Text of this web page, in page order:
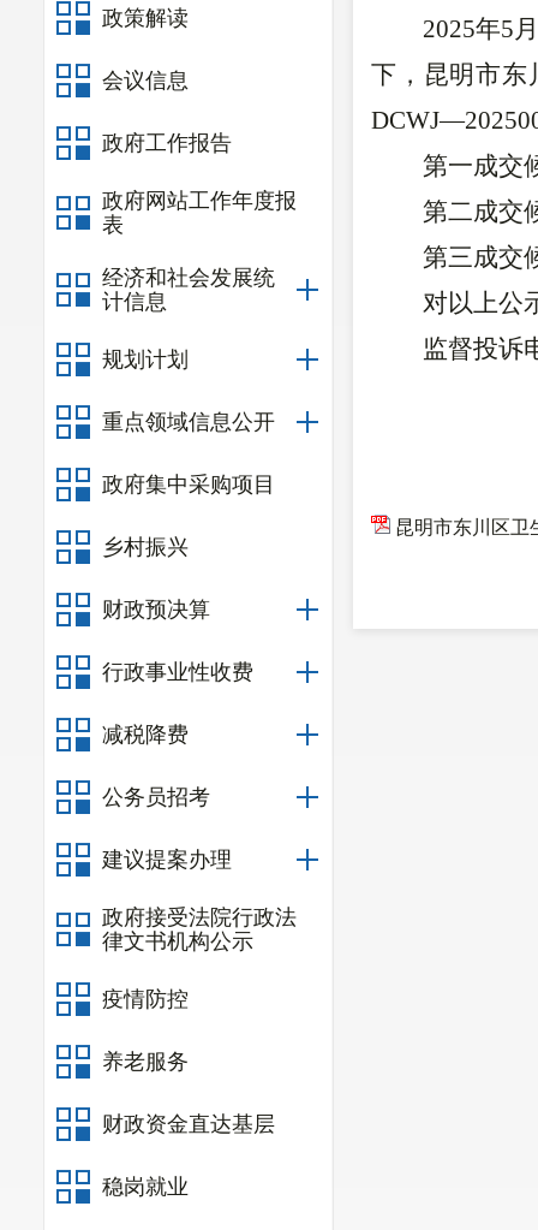
政策解读
会议信息
政府工作报告
政府网站工作年度报
表
经济和社会发展统
计信息
规划计划
重点领域信息公开
政府集中采购项目
乡村振兴
财政预决算
行政事业性收费
减税降费
公务员招考
建议提案办理
政府接受法院行政法
律文书机构公示
疫情防控
养老服务
财政资金直达基层
稳岗就业
2025年5
下，昆明市东
DCWJ—202
第一成交
第二成交
第三成交
对以上公
监督投诉
昆明市东川区卫